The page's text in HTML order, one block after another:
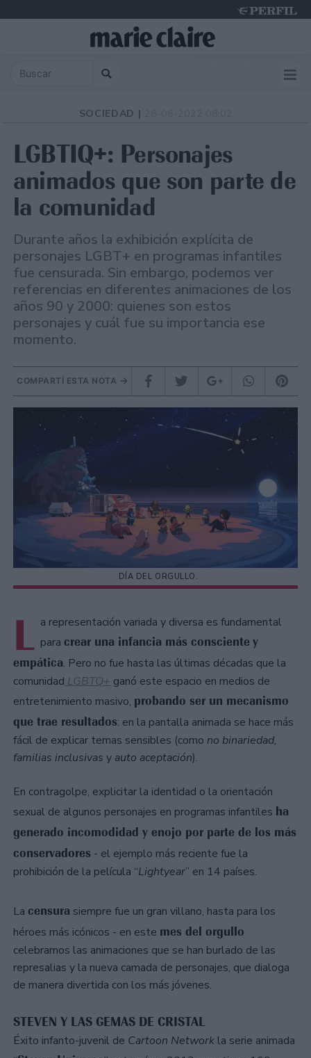
SOCIEDAD |
LGBTIQ+: Personajes
animados que son parte de
la comunidad
Durante años la exhibición explícita de
personajes LGBT+ en programas infantiles
fue censurada. Sin embargo, podemos ver
referencias en diferentes animaciones de los
años 90 y 2000: quienes son estos
personajes y cuál fue su importancia ese
momento.
COMPARTÍ ESTA NOTA
DÍA DEL ORGULLO.
L a representación variada y diversa es fundamental
para crear una infancia más consciente y
empática. Pero no fue hasta las últimas décadas que la
comunidad LGBTQ+ ganó este espacio en medios de
entretenimiento masivo, probando ser un mecanismo
que trae resultados: en la pantalla animada se hace más
fácil de explicar temas sensibles (como no binariedad,
familias inclusivas y auto aceptación).
En contragolpe, explicitar la identidad o la orientación
sexual de algunos personajes en programas infantiles ha
generado incomodidad y enojo por parte de los más
conservadores - el ejemplo más reciente fue la
prohibición de la película “Lightyear” en 14 países.
La censura siempre fue un gran villano, hasta para los
héroes más icónicos - en este mes del orgullo
celebramos las animaciones que se han burlado de las
represalias y la nueva camada de personajes, que dialoga
de manera divertida con los más jóvenes.
STEVEN Y LAS GEMAS DE CRISTAL
Éxito infanto-juvenil de Cartoon Network la serie animada